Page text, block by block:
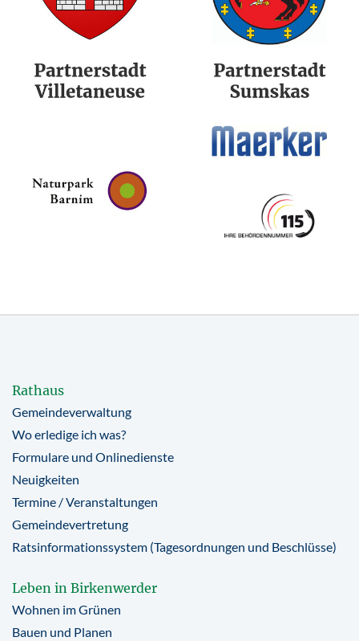
Rathaus
Gemeindeverwaltung
Wo erledige ich was?
Formulare und Onlinedienste
Neuigkeiten
Termine / Veranstaltungen
Gemeindevertretung
Ratsinformationssystem (Tagesordnungen und Beschlüsse)
Leben in Birkenwerder
Wohnen im Grünen
Bauen und Planen